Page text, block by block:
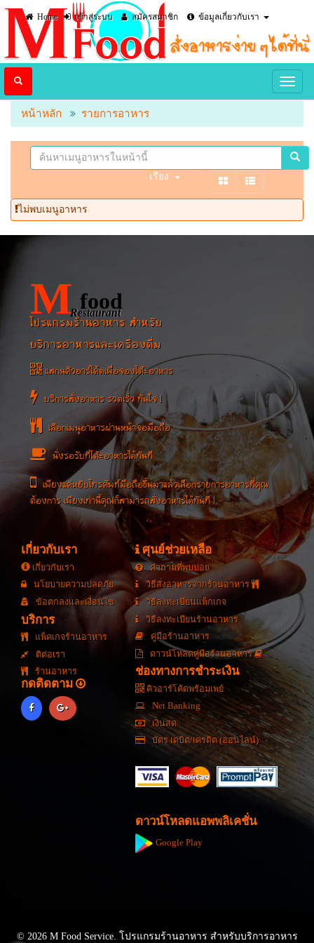
Home เข้าสู่ระบบ สมัครสมาชิก ข้อมูลเกี่ยวกับเรา
หน้าหลัก รายการอาหาร
เรียง
ไม่พบเมนูอาหาร
M food
Restaurant
โปรแกรมร้านอาหาร สำหรับ
บริการอาหารและเครื่องดื่ม
แสกนคิวอาร์โค้ดเพื่อจองโต๊ะอาหาร
บริการสั่งอาหาร รวดเร็ว ทันใจ !
เลือกเมนูอาหารผ่านหน้าจอมือถือ
นั่งรอรับที่โต๊ะอาหารได้ทันที
เพียงแค่หยิบโทรศัพท์มือถือขึ้นมาแล้วเลือกรายการอาหารที่คุณ
ต้องการ เพียงเท่านี้คุณก็สามารถสั่งอาหารได้ทันที !
เกี่ยวกับเรา
เกี่ยวกับเรา
นโยบายความปลดภัย
ข้อตกลงและเงื่อนไข
บริการ
แพ็คเกจร้านอาหาร
ติต่อเรา
ร้านอาหาร
กดติดตาม
ศุนย์ช่วยเหลือ
คำถามที่พบบ่อย
วิธีสั่งอาหารจากร้านอาหาร
วิธีลงทะเบียนแพ็กเกจ
วิธีลงทะเบียนร้านอาหาร
คู่มือร้านอาหาร
ดาวน์โหลดคู่มือร้านอาหาร
ช่องทางการชำระเงิน
คิวอาร์โค้ดพร้อมเพย์
Net Banking
เงินสด
บัตร เดบิต/เครดิต (ออนไลน์)
ดาวน์โหลดแอพพลิเคชั่น
Google Play
© 2026 M Food Service. โปรแกรมร้านอาหาร สำหรับบริการอาหาร